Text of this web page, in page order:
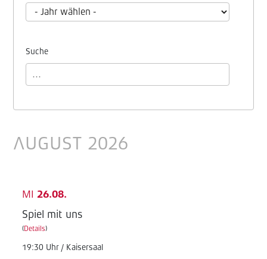
Suche
AUGUST 2026
MI 26.08.
Spiel mit uns
(Details)
19:30 Uhr / Kaisersaal